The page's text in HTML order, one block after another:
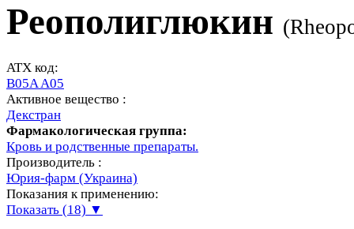
Реополиглюкин (
ATX код:
B05A A05
Активное вещество :
Декстран
Фармакологическая группа:
Кровь и родственные препараты.
Производитель :
Юрия-фарм (Украина)
Показания к применению:
Показать (18) ▼